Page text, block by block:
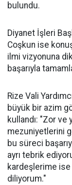
bulundu.
Diyanet İşleri
Coşkun ise
ilmi vizyonuna
başarıyla
Rize Vali
büyük bir azim
kullandı: "Zor
mezuniyetlerini
bu süreci
ayrı tebrik
kardeşlerime ise
diliyorum."